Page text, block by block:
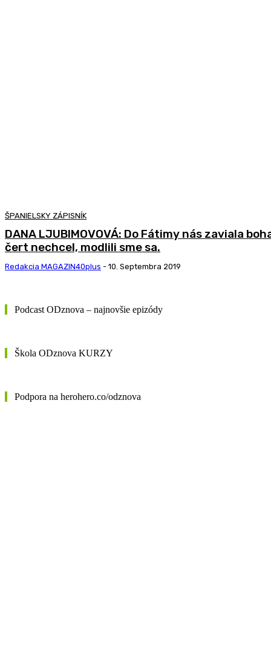
ŠPANIELSKY ZÁPISNÍK
DANA LJUBIMOVOVÁ: Do Fátimy nás zaviala
čert nechcel, modlili sme sa.
Redakcia MAGAZIN40plus - 10. Septembra 2019
Podcast ODznova – najnovšie epizódy
Škola ODznova KURZY
Podpora na herohero.co/odznova